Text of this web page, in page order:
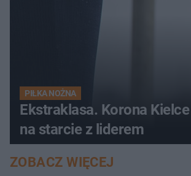
PIŁKA NOŻNA
Ekstraklasa. Korona
na starcie z liderem
ZOBACZ WIĘCEJ